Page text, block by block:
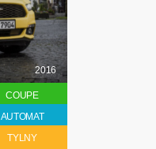
2016
COUPE
AUTOMAT
TYLNY